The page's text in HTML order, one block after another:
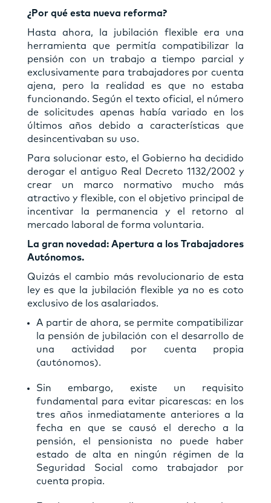
¿Por qué esta nueva reforma?
Hasta ahora, la jubilación flexible era una
herramienta que permitía compatibilizar la
pensión con un trabajo a tiempo parcial y
exclusivamente para trabajadores por cuenta
ajena, pero la realidad es que no estaba
funcionando. Según el texto oficial, el número
de solicitudes apenas había variado en los
últimos años debido a características que
desincentivaban su uso.
Para solucionar esto, el Gobierno ha decidido
derogar el antiguo Real Decreto 1132/2002 y
crear un marco normativo mucho más
atractivo y flexible, con el objetivo principal de
incentivar la permanencia y el retorno al
mercado laboral de forma voluntaria.
La gran novedad: Apertura a los Trabajadores
Autónomos.
Quizás el cambio más revolucionario de esta
ley es que la jubilación flexible ya no es coto
exclusivo de los asalariados.
A partir de ahora, se permite compatibilizar
la pensión de jubilación con el desarrollo de
una actividad por cuenta propia
(autónomos).
Sin embargo, existe un requisito
fundamental para evitar picarescas: en los
tres años inmediatamente anteriores a la
fecha en que se causó el derecho a la
pensión, el pensionista no puede haber
estado de alta en ningún régimen de la
Seguridad Social como trabajador por
cuenta propia.